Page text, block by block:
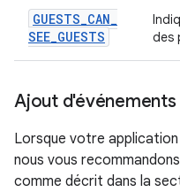
GUESTS_CAN_
SEE_GUESTS
des
Ajout d'événements
Lorsque votre application
nous vous
comme décrit dans la